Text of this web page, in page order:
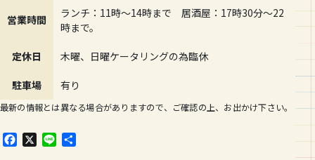
営業時間
ランチ：11時～14時まで 居酒屋：17時30分～22
時まで。
定休日 木曜、日曜ケータリングの為臨休
駐車場 有り
最新の情報とは異なる場合がありますので、ご確認の上、お出かけ下さい。
F
X
L